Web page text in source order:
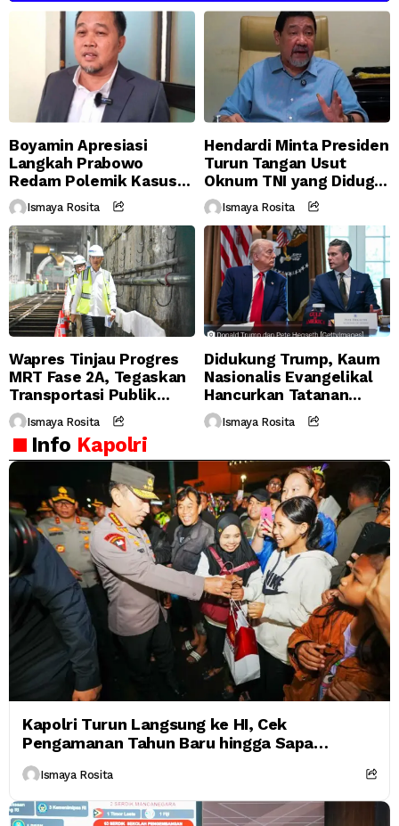
Boyamin Apresiasi
Langkah Prabowo
Redam Polemik Kasus
Febrie Adriansyah
Ismaya Rosita
Hendardi Minta Presiden
Turun Tangan Usut
Oknum TNI yang Diduga
Halangi Penyidikan
Korupsi
Ismaya Rosita
Wapres Tinjau Progres
MRT Fase 2A, Tegaskan
Transportasi Publik
Modern Jadi Prioritas
Nasional
Ismaya Rosita
Didukung Trump, Kaum
Nasionalis Evangelikal
Hancurkan Tatanan
Moral Dunia
Ismaya Rosita
Info Kapolri
Kapolri Turun Langsung ke HI, Cek
Pengamanan Tahun Baru hingga Sapa
Masyarakat
Ismaya Rosita